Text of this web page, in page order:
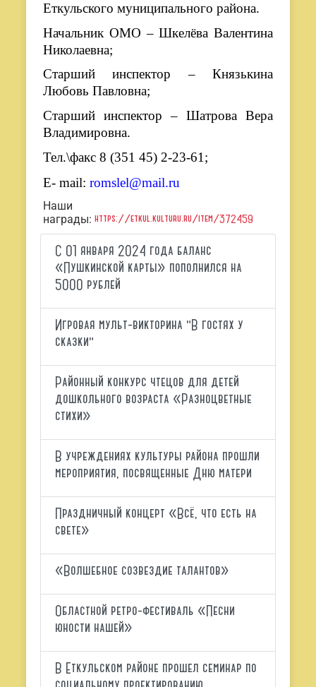
Еткульского муниципального района.
Начальник ОМО – Шкелёва Валентина
Николаевна;
Старший инспектор – Князькина
Любовь Павловна;
Старший инспектор – Шатрова Вера
Владимировна.
Тел.\факс 8 (351 45) 2-23-61;
E-mail:romslel@mail.ru
Наши
награды:https://etkul.kulturu.ru/item/372459
С 01 января 2024 года баланс
«Пушкинской карты» пополнился на
5000 рублей
Игровая мульт-викторина "В гостях у
сказки"
Районный конкурс чтецов для детей
дошкольного возраста «Разноцветные
стихи»
В учреждениях культуры района прошли
мероприятия, посвященные Дню матери
Праздничный концерт «Всё, что есть на
свете»
«Волшебное созвездие талантов»
Областной ретро-фестиваль «Песни
юности нашей»
В Еткульском районе прошел семинар по